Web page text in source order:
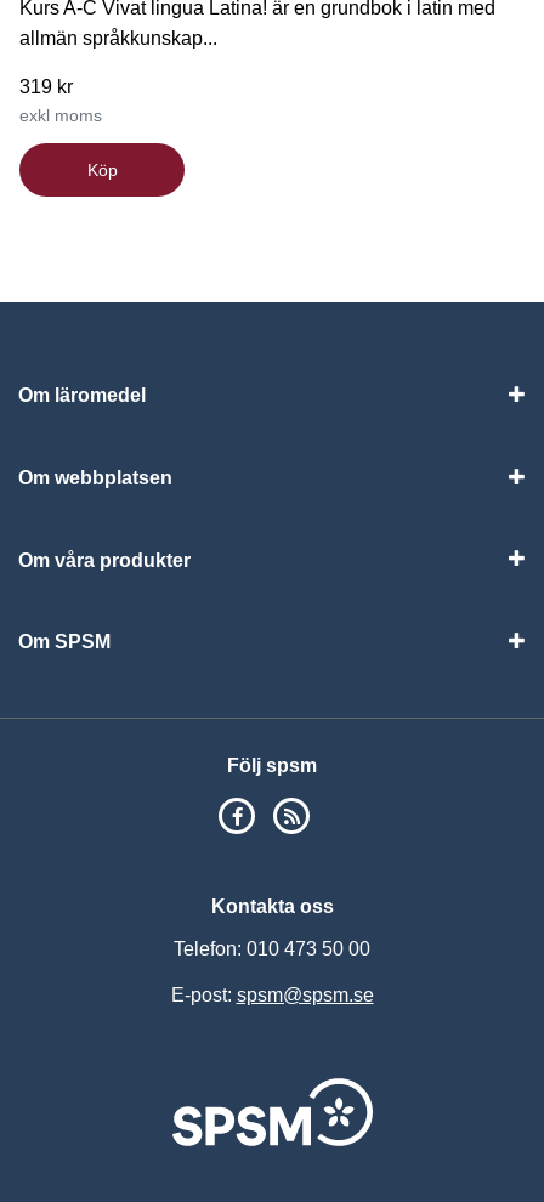
Kurs A-C Vivat lingua Latina! är en grundbok i latin med
allmän språkkunskap...
319 kr
exkl moms
Köp
Om läromedel
Om webbplatsen
Om våra produkter
Om SPSM
Följ spsm
SPSM på Facebook
Kontakta oss
Telefon: 010 473 50 00
E-post: spsm@spsm.se